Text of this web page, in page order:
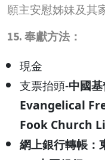
願主安慰姊妹及其
15. 奉獻方法 ：
現金
支票抬頭-中國
Evangelical
Fook Church
網上銀行轉帳：